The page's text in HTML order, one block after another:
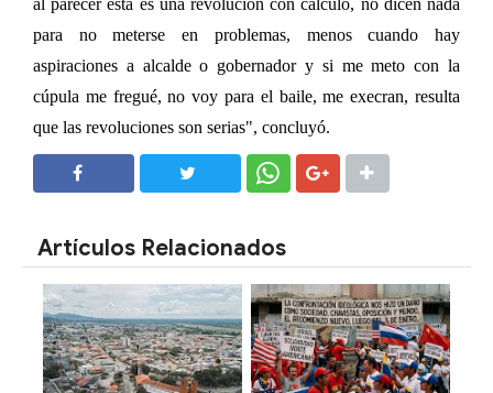
al parecer esta es una revolución con cálculo, no dicen nada
para no meterse en problemas, menos cuando hay
aspiraciones a alcalde o gobernador y si me meto con la
cúpula me fregué, no voy para el baile, me execran, resulta
que las revoluciones son serias", concluyó.
Artículos Relacionados